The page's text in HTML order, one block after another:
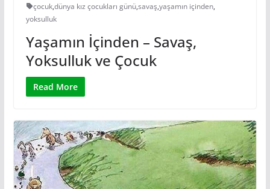
çocuk,dünya kız çocukları günü,savaş,yaşamın içinden,
yoksulluk
Yaşamın İçinden – Savaş,
Yoksulluk ve Çocuk
Read More